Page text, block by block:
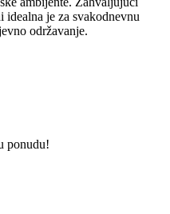
je za svakodnevnu
održavanje.
ponudu!